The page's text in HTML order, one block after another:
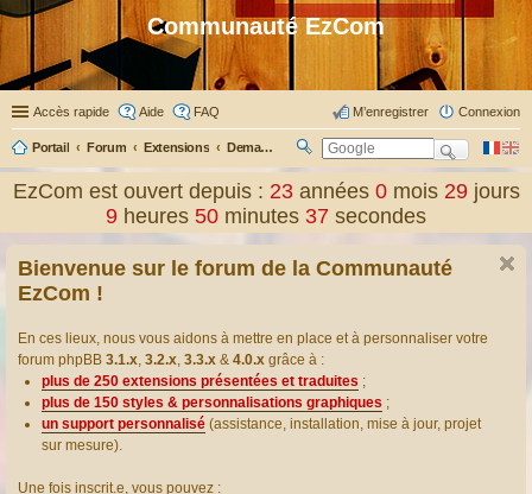
Communauté EzCom
Accès rapide Aide FAQ Connexion
M’enregistrer
Portail Forum Extensions Demander ou proposer des traductions d’extensions
ec
er
EzCom est ouvert depuis : 23 années0 mois29 jours
9 heures 50 minutes 38 secondes
Bienvenue sur le forum de la Communauté
EzCom !
En ces lieux, nous vous aidons à mettre en place et à personnaliser votre
forum phpBB 3.1.x, 3.2.x, 3.3.x & 4.0.x grâce à :
plus de 250 extensions présentées et traduites ;
plus de 150 styles & personnalisations graphiques ;
un support personnalisé (assistance, installation, mise à jour, projet
sur mesure).
Une fois inscrit.e, vous pouvez :